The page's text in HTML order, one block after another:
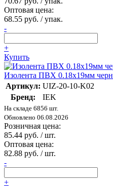
Оптовая цена:
68.55 руб. / упак.
-
+
Купить
Изолента ПВХ 0.18х19мм
Артикул: UIZ-20-10-K02
Бренд:
IEK
На складе 6856 шт.
Обновлено 06.08.2026
Розничная цена:
85.44 руб. / шт.
Оптовая цена:
82.88 руб. / шт.
-
+